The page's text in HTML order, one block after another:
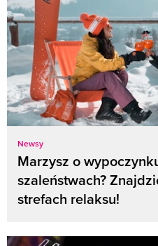
Newsy
Marzysz o
szaleństwach?
strefach relaksu!